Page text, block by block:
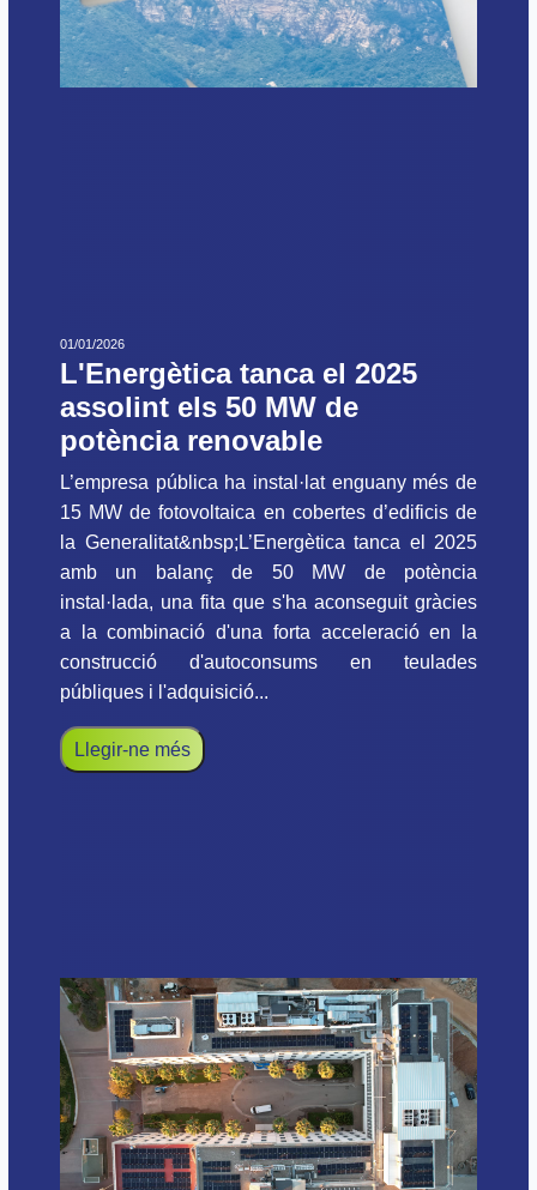
01/01/2026
L'Energètica tanca el 2025
assolint els 50 MW de
potència renovable
L’empresa pública ha instal·lat enguany més de
15 MW de fotovoltaica en cobertes d’edificis de
la Generalitat&nbsp;L’Energètica tanca el 2025
amb un balanç de 50 MW de potència
instal·lada, una fita que s'ha aconseguit gràcies
a la combinació d'una forta acceleració en la
construcció d'autoconsums en teulades
públiques i l'adquisició...
Llegir-ne més